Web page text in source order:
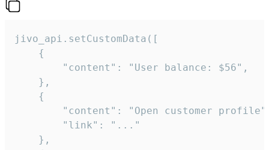
jivo_api.setCustomData([
    {
        "content": "User balance: $56",
    },
    {
"content": "Open customer
        "link": "..."
    },